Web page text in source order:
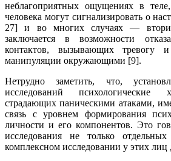
неблагоприятных ощущениях в
человека могут сигнализировать о
27] и во многих случаях —
заключается в возможности
контактов, вызывающих тревогу и
манипуляции окружающими [9].
Нетрудно заметить, что,
исследований психологические
страдающих паническими атаками,
связь с уровнем формирования
личности и его компонентов. Это
исследования не только
комплексном исследовании у этих лиц